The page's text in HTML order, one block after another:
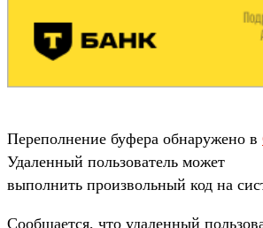
Переполнение буфера обнаружено в
Удаленный пользователь может
выполнить произвольный код на
Сообщается, что удаленный